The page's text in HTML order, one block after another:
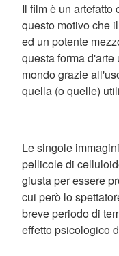
Il film è un
questo motivo che
ed un potente
questa forma
mondo grazie
quella (o quelle)
Le singole
pellicole di
giusta per essere
cui però lo
breve periodo di
effetto psicologico